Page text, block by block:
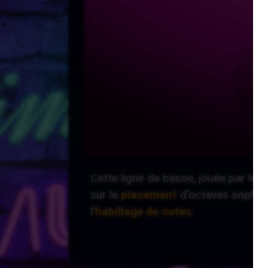
Cette ligne de basse, jouée par le
sur le placement d'octaves
l'habillage de notes